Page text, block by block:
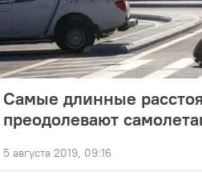
Самые длинные
преодолевают
5 августа 2019, 09:16